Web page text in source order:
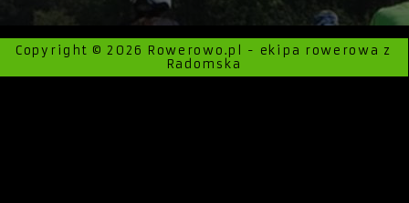
Copyright © 2026 Rowerowo.pl - ekipa rowerowa z
Radomska